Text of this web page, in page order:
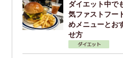
ダイエット中で
気ファストフー
めメニューとお
せ方